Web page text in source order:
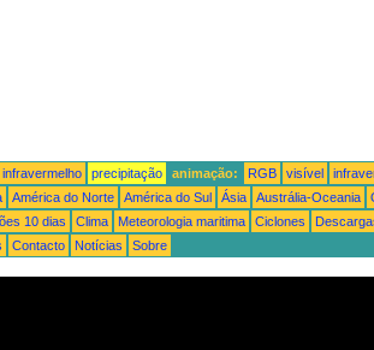
infravermelho precipitação animação: RGB visível
América do Norte América do Sul Ásia Austrália-Oceania
10 dias Clima Meteorologia maritima Ciclones
Contacto Notícias Sobre